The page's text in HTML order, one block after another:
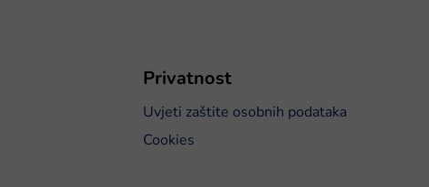
Privatnost
Uvjeti zaštite osobnih podataka
Cookies